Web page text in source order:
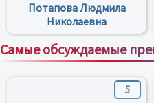
Потапова Людмила
Николаевна
Самые обсуждаемые
5